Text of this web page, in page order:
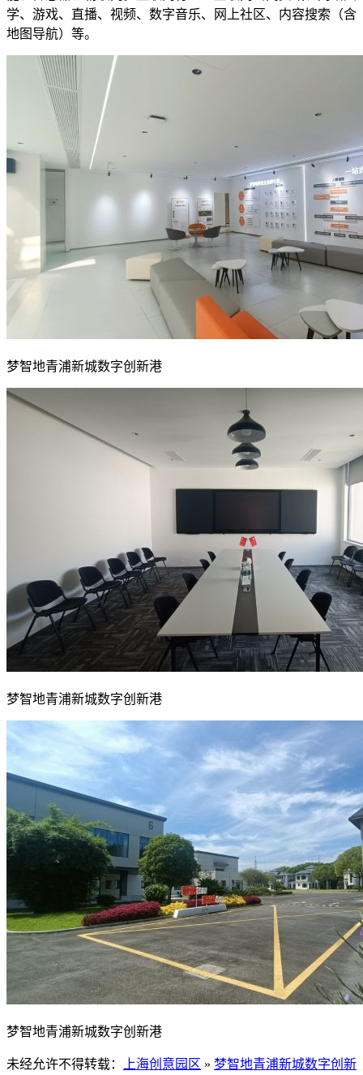
学、游戏、直播、视频、数字音乐、网上社区、内容搜索（含
地图导航）等。
梦智地青浦新城数字创新港
梦智地青浦新城数字创新港
梦智地青浦新城数字创新港
未经允许不得转载： 上海创意园区 » 梦智地青浦新城数字创新